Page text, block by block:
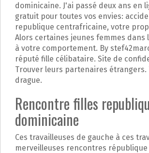
dominicaine. J'ai passé deux ans en
gratuit pour toutes vos envies:
republique centrafricaine, votre
Alors certaines jeunes femmes dans
à votre comportement. By
réputé fille célibataire. Site de
Trouver leurs partenaires étrangers.
drague.
Rencontre filles
dominicaine
Ces travailleuses de gauche à ces
merveilleuses rencontres